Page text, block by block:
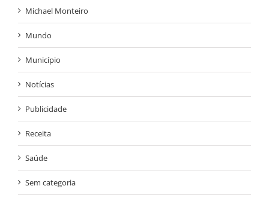
Michael Monteiro
Mundo
Município
Notícias
Publicidade
Receita
Saúde
Sem categoria